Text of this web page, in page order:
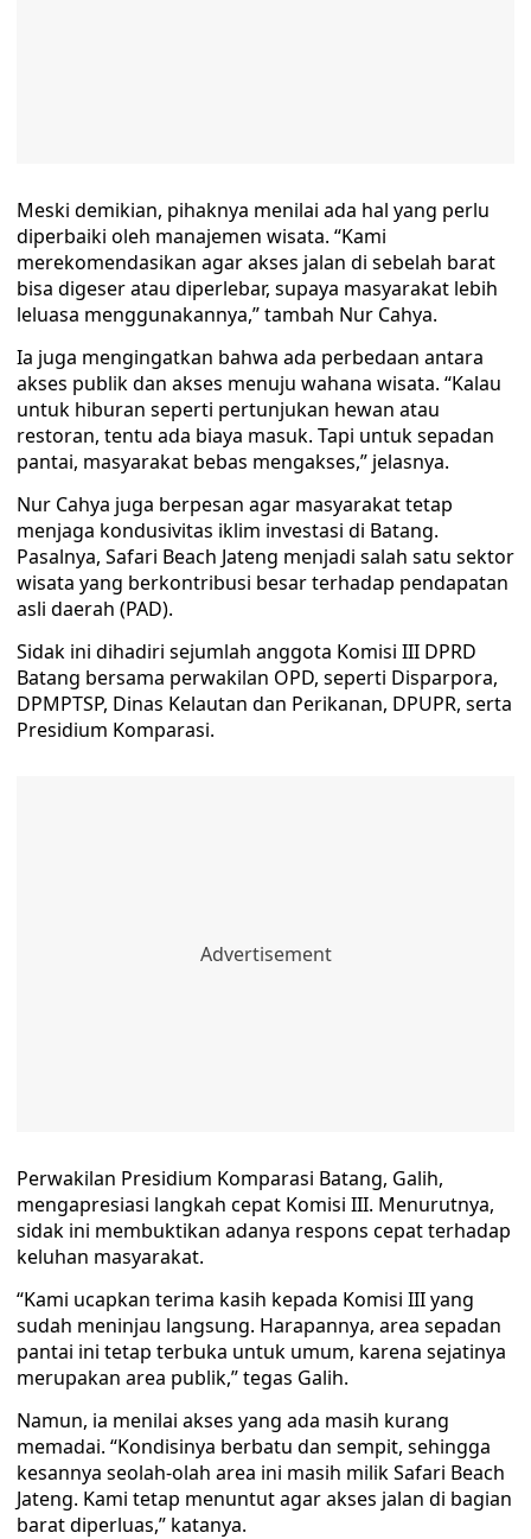
Meski demikian, pihaknya menilai ada hal yang perlu
diperbaiki oleh manajemen wisata. “Kami
merekomendasikan agar akses jalan di sebelah barat
bisa digeser atau diperlebar, supaya masyarakat lebih
leluasa menggunakannya,” tambah Nur Cahya.
Ia juga mengingatkan bahwa ada perbedaan antara
akses publik dan akses menuju wahana wisata. “Kalau
untuk hiburan seperti pertunjukan hewan atau
restoran, tentu ada biaya masuk. Tapi untuk sepadan
pantai, masyarakat bebas mengakses,” jelasnya.
Nur Cahya juga berpesan agar masyarakat tetap
menjaga kondusivitas iklim investasi di Batang.
Pasalnya, Safari Beach Jateng menjadi salah satu sektor
wisata yang berkontribusi besar terhadap pendapatan
asli daerah (PAD).
Sidak ini dihadiri sejumlah anggota Komisi III DPRD
Batang bersama perwakilan OPD, seperti Disparpora,
DPMPTSP, Dinas Kelautan dan Perikanan, DPUPR, serta
Presidium Komparasi.
Perwakilan Presidium Komparasi Batang, Galih,
mengapresiasi langkah cepat Komisi III. Menurutnya,
sidak ini membuktikan adanya respons cepat terhadap
keluhan masyarakat.
“Kami ucapkan terima kasih kepada Komisi III yang
sudah meninjau langsung. Harapannya, area sepadan
pantai ini tetap terbuka untuk umum, karena sejatinya
merupakan area publik,” tegas Galih.
Namun, ia menilai akses yang ada masih kurang
memadai. “Kondisinya berbatu dan sempit, sehingga
kesannya seolah-olah area ini masih milik Safari Beach
Jateng. Kami tetap menuntut agar akses jalan di bagian
barat diperluas,” katanya.